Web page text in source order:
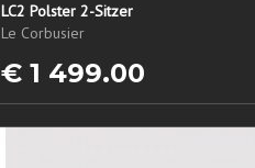
LC2 Polster 2-Sitzer
Le Corbusier
€ 1 499.00